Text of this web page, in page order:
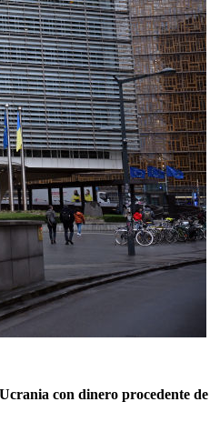
con dinero procedente